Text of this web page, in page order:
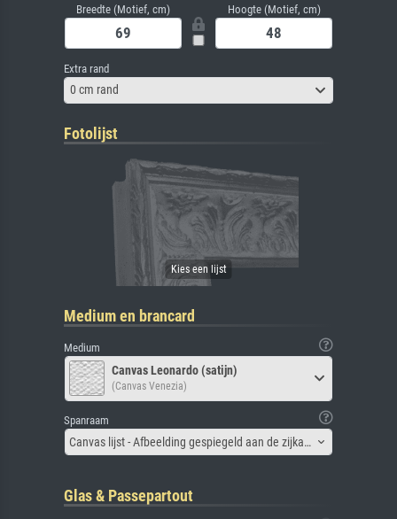
Breedte (Motief, cm) Hoogte (Motief, cm)
Extra rand
0 cm rand
Fotolijst
Medium en brancard
Medium
Canvas Leonardo (satijn)
(Canvas Venezia)
Spanraam
Canvas lijst - Afbeelding gespiegeld aan de zijkant
Glas & Passepartout